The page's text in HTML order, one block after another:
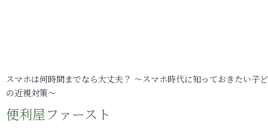
スマホは何時間までなら大丈夫？ ～スマホ時代に知っておきたい子
の近視対策～
便利屋ファースト